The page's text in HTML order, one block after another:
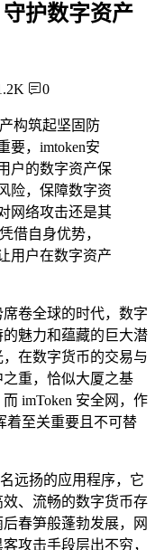
护数字资产
0
构筑起坚固防
要，imtoken安
户的数字资产保
险，保障数字资
网络攻击还是其
借自身优势，
用户在数字资产
卷全球的时代，数字
魅力和蕴藏的巨大潜
在数字货币的交易与
重，恰似大厦之基
imToken 安全网，作
着至关重要且不可替
远扬的应用程序，它
、流畅的数字货币存
春笋般蓬勃发展，网
攻击手段层出不穷，